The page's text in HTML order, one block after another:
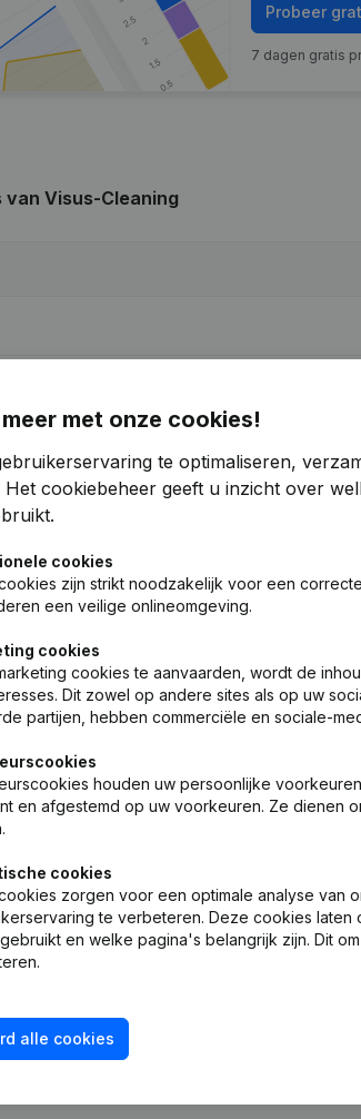
Probeer
7 dagen gratis
van Visus-Cleaning
Publicatie
Maatschappelijke Zetel
Maatschappelijke Zetel - Kapitaal,
Rubriek Oprichting (Nieuwe
met onze cookies!
te optimaliseren,
Het cookiebeheer geeft u inzicht over
cookies
zijn strikt noodzakelijk voor een
een veilige onlineomgeving.
cookies
cookies te aanvaarden, wordt de
Dit zowel op andere sites als op uw
partijen, hebben commerciële en sociale-
houden uw persoonlijke
en afgestemd op uw voorkeuren. Ze dienen
cookies
zorgen voor een optimale analyse van
te verbeteren. Deze cookies
en welke pagina's belangrijk zijn. Dit
alle cookies